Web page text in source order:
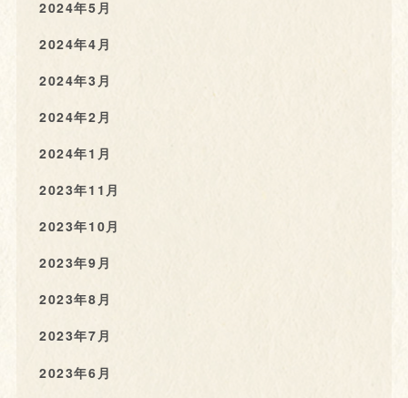
2024年5月
2024年4月
2024年3月
2024年2月
2024年1月
2023年11月
2023年10月
2023年9月
2023年8月
2023年7月
2023年6月